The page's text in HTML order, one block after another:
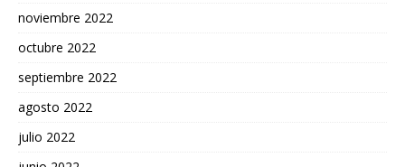
noviembre 2022
octubre 2022
septiembre 2022
agosto 2022
julio 2022